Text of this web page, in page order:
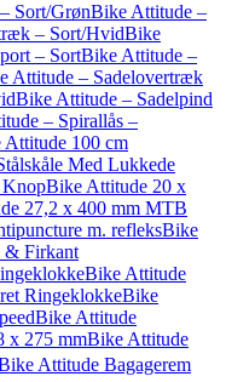
Sort/GrønBike Attitude –
– Sort/HvidBike
– SortBike Attitude –
Attitude – Sadelovertræk
Bike Attitude – Sadelpind
– Spirallås –
Attitude 100 cm
Med Lukkede
Bike Attitude 20 x
27,2 x 400 mm MTB
m. refleksBike
& Firkant
Bike Attitude
RingeklokkeBike
Bike Attitude
x 275 mmBike Attitude
Attitude Bagagerem